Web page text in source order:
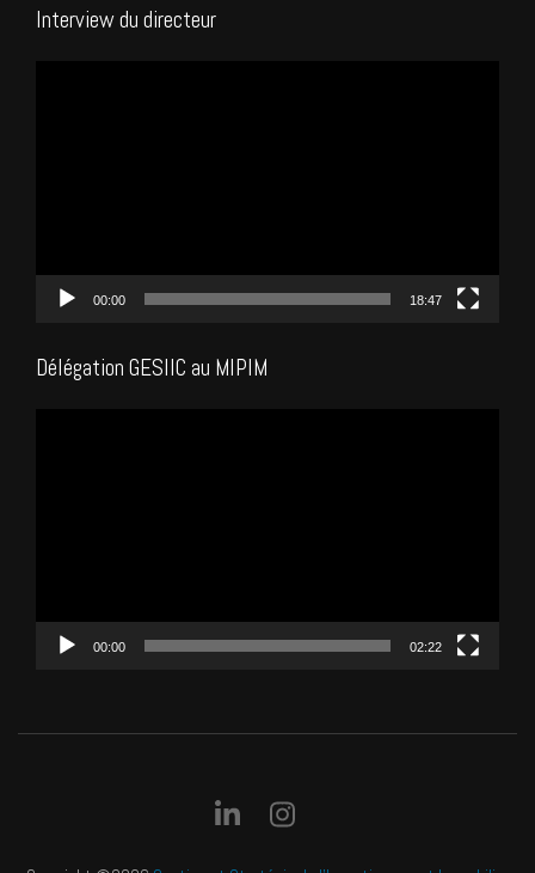
Interview du directeur
00:00 18:47
Délégation GESIIC au MIPIM
00:00 02:22